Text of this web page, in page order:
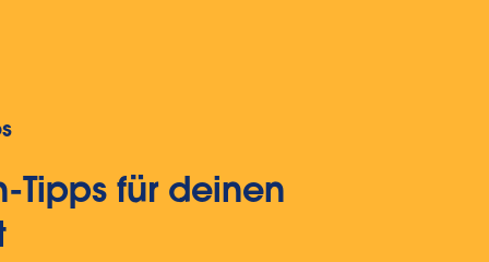
Tipps für deinen